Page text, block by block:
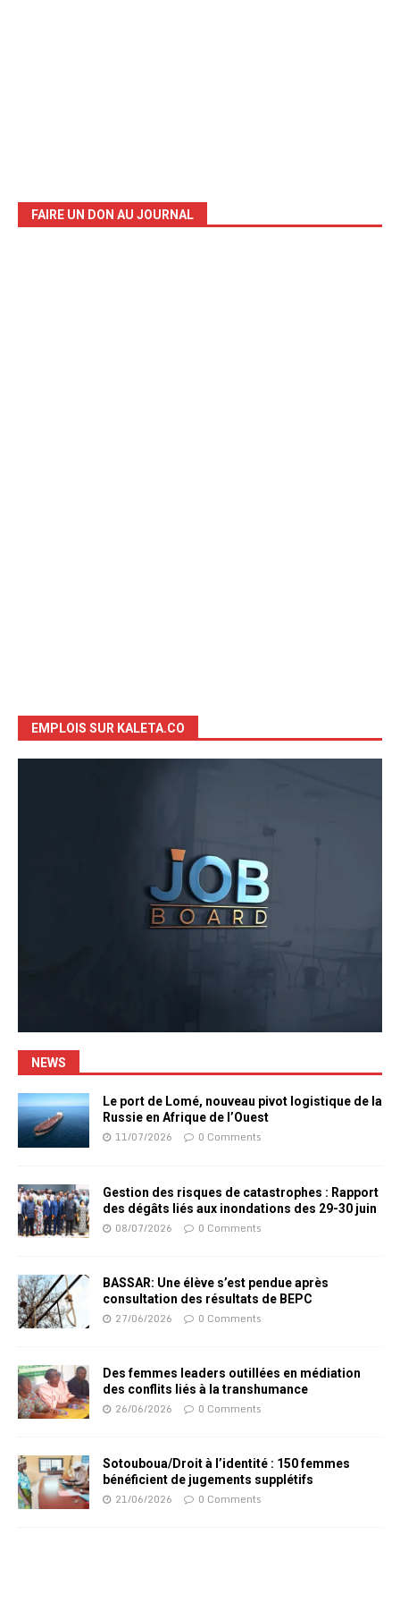
FAIRE UN DON AU JOURNAL
EMPLOIS SUR KALETA.CO
NEWS
Le port de Lomé, nouveau pivot logistique de la
Russie en Afrique de l’Ouest
11/07/2026 0 Comments
Gestion des risques de catastrophes : Rapport
des dégâts liés aux inondations des 29-30 juin
08/07/2026 0 Comments
BASSAR: Une élève s’est pendue après
consultation des résultats de BEPC
27/06/2026 0 Comments
Des femmes leaders outillées en médiation
des conflits liés à la transhumance
26/06/2026 0 Comments
Sotouboua/Droit à l’identité : 150 femmes
bénéficient de jugements supplétifs
21/06/2026 0 Comments